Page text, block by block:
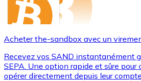
Acheter the-sandbox avec un
Recevez vos SAND instantanément
SEPA. Une option rapide et sûre pour
opérer directement depuis leur